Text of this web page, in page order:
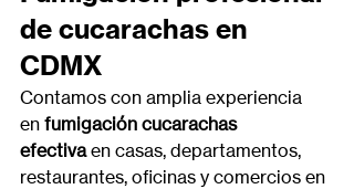
de cucarachas en
CDMX
Contamos con amplia experiencia
en fumigación cucarachas
efectiva en casas, departamentos,
restaurantes, oficinas y comercios en